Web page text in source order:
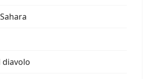
diavolo